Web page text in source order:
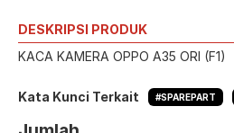
DESKRIPSI PRODUK
KACA KAMERA OPPO A35 ORI (F1)
Kata Kunci Terkait #SPAREPART